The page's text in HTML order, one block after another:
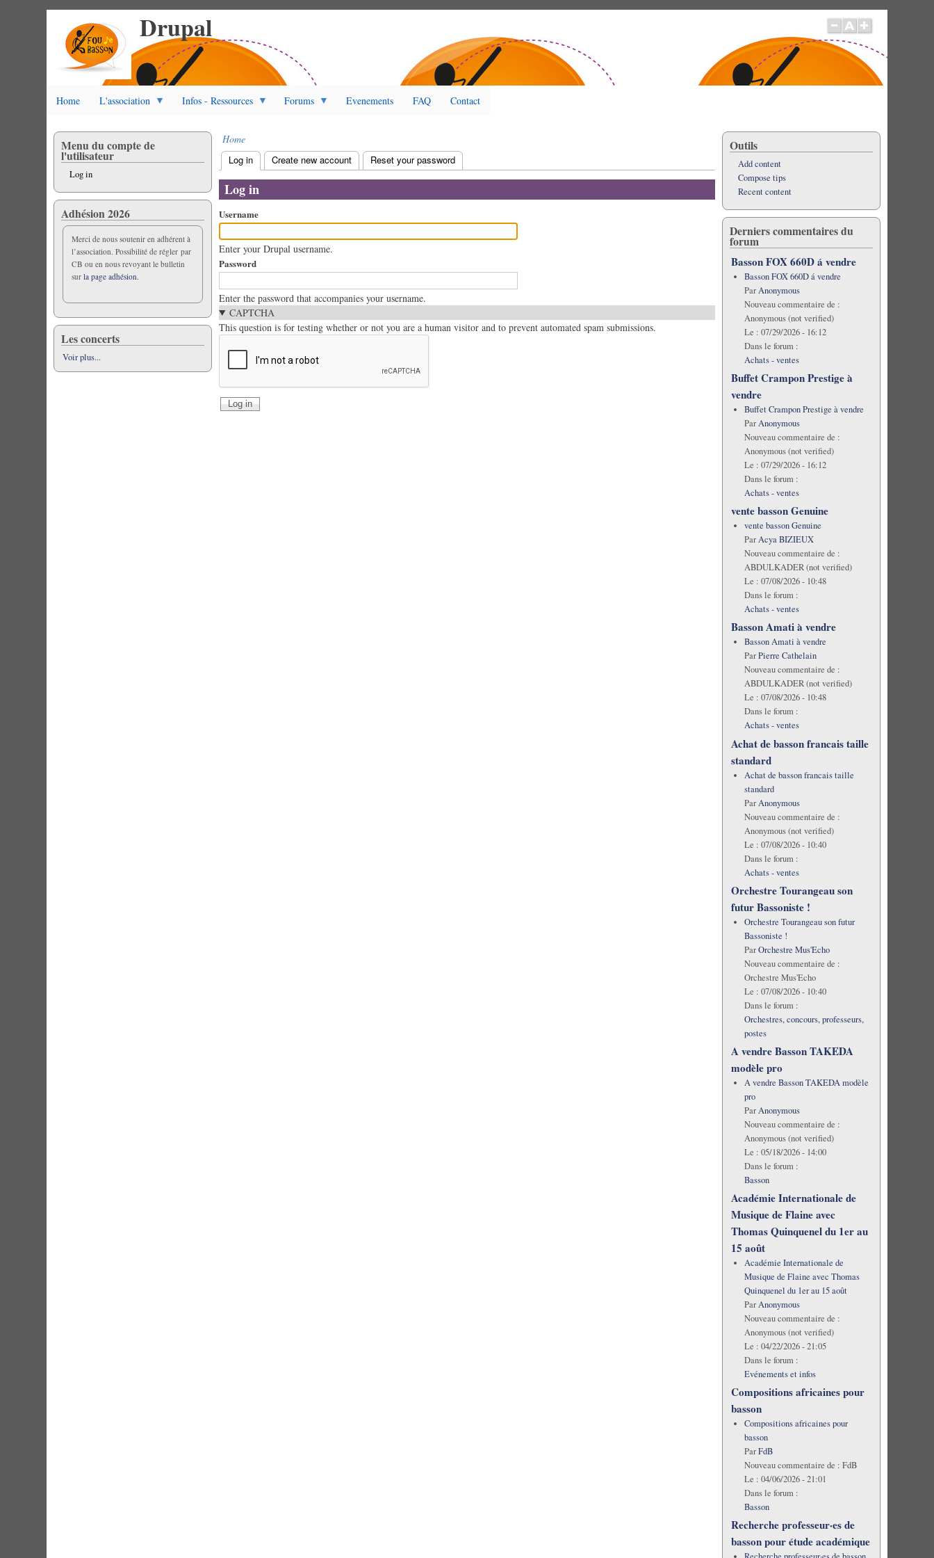
Drupal
Home L'association Infos - Ressources Forums Evenements FAQ Contact
Breadcrumb
Home
Primary
tabs
Log in (active tab)
Create new account Reset your password
Log in
Username
Enter your Drupal username.
Password
Enter the password that accompanies your username.
CAPTCHA
This question is for testing whether or not you are a human visitor and to prevent automated spam submissions.
Menu du compte de
l'utilisateur
Log in
Adhésion 2026
Merci de nous soutenir en adhérent à
l’association. Possibilité de régler par
CB ou en nous revoyant le bulletin
surla page adhésion.
Les concerts
Voir plus...
Outils
Add content
Compose tips
Recent content
Derniers commentaires du
forum
Basson FOX 660D á vendre
Basson FOX 660D á vendre
ParAnonymous
Nouveau commentaire de :
Anonymous (not verified)
Le : 07/29/2026 - 16:12
Dans le forum :
Achats - ventes
Buffet Crampon Prestige à
vendre
Buffet Crampon Prestige à vendre
ParAnonymous
Nouveau commentaire de :
Anonymous (not verified)
Le : 07/29/2026 - 16:12
Dans le forum :
Achats - ventes
vente basson Genuine
vente basson Genuine
ParAcya BIZIEUX
Nouveau commentaire de :
ABDULKADER (not verified)
Le : 07/08/2026 - 10:48
Dans le forum :
Achats - ventes
Basson Amati à vendre
Basson Amati à vendre
ParPierre Cathelain
Nouveau commentaire de :
ABDULKADER (not verified)
Le : 07/08/2026 - 10:48
Dans le forum :
Achats - ventes
Achat de basson francais taille
standard
Achat de basson francais taille
standard
ParAnonymous
Nouveau commentaire de :
Anonymous (not verified)
Le : 07/08/2026 - 10:40
Dans le forum :
Achats - ventes
Orchestre Tourangeau son
futur Bassoniste !
Orchestre Tourangeau son futur
Bassoniste !
ParOrchestre Mus'Echo
Nouveau commentaire de :
Orchestre Mus'Echo
Le : 07/08/2026 - 10:40
Dans le forum :
Orchestres, concours, professeurs,
postes
A vendre Basson TAKEDA
modèle pro
A vendre Basson TAKEDA modèle
pro
ParAnonymous
Nouveau commentaire de :
Anonymous (not verified)
Le : 05/18/2026 - 14:00
Dans le forum :
Basson
Académie Internationale de
Musique de Flaine avec
Thomas Quinquenel du 1er au
15 août
Académie Internationale de
Musique de Flaine avec Thomas
Quinquenel du 1er au 15 août
ParAnonymous
Nouveau commentaire de :
Anonymous (not verified)
Le : 04/22/2026 - 21:05
Dans le forum :
Evénements et infos
Compositions africaines pour
basson
Compositions africaines pour
basson
ParFdB
Nouveau commentaire de : FdB
Le : 04/06/2026 - 21:01
Dans le forum :
Basson
Recherche professeur·es de
basson pour étude académique